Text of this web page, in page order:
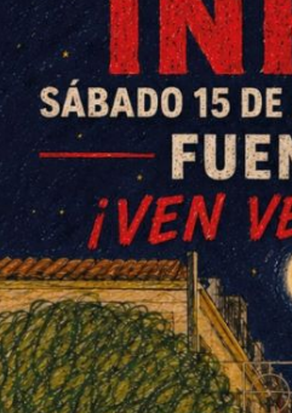
Palmera, donde el
"Chuli", en su
sorpresa por parte
y, en definitiva,
compromiso, la lucha
escudo colono en